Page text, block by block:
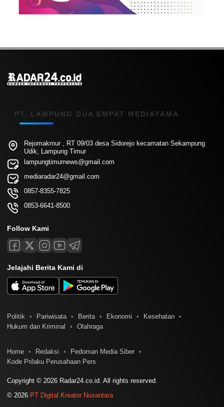
PT. LAMPUNG DUA EMPAT MEDIATAMA
Rejomakmur , RT 09/03 desa Sidorejo kecamatan Sekampung
Udik, Lampung Timur
lampungtimurnews@gmail.com
mediaradar24@gmail.com
0857-8355-7825
0853-6641-8500
Follow Kami
Jelajahi Berita Kami di
Politik Pariwisata Berita Ekonomi
Kesehatan
Hukum dan Kriminal
Olahraga
Home Redaksi
Pedoman Media Siber
Kode Prilaku Perusahaan Pers
Copyright © 2026 Radar24.co.id. All rights reserved.
© 2026 PT Digital Kreator Nusantara